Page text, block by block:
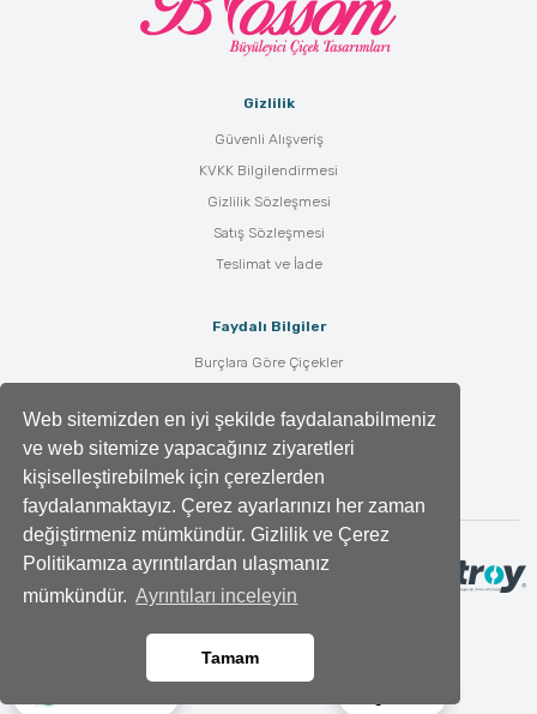
Web sitemizden en iyi şekilde faydalanabilmeniz
ve web sitemize yapacağınız ziyaretleri
kişiselleştirebilmek için çerezlerden
faydalanmaktayız. Çerez ayarlarınızı her zaman
değiştirmeniz mümkündür. Gizlilik ve Çerez
Politikamıza ayrıntılardan ulaşmanız
mümkündür. Ayrıntıları inceleyin
Tamam
Gizlilik
Güvenli Alışveriş
KVKK Bilgilendirmesi
Gizlilik Sözleşmesi
Satış Sözleşmesi
Teslimat ve İade
Faydalı Bilgiler
Burçlara Göre Çiçekler
Çiçek Anlamları
Tüm Blog Yazıları